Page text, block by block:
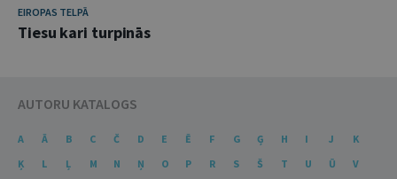
EIROPAS TELPĀ
Tiesu kari turpinās
AUTORU KATALOGS
A Ā B C Č D E Ē F G Ģ H I J
K
Ķ
L Ļ M N Ņ O P R S Š T U Ū
V